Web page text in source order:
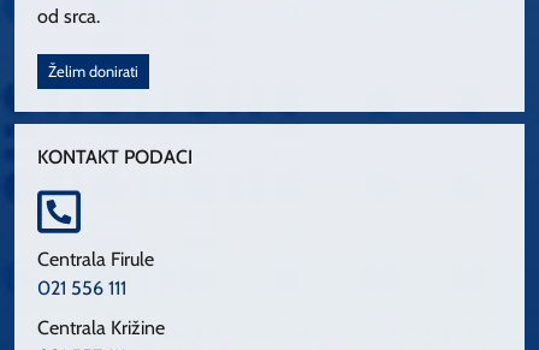
od srca.
Želim donirati
KONTAKT PODACI
Centrala Firule
021 556 111
Centrala Križine